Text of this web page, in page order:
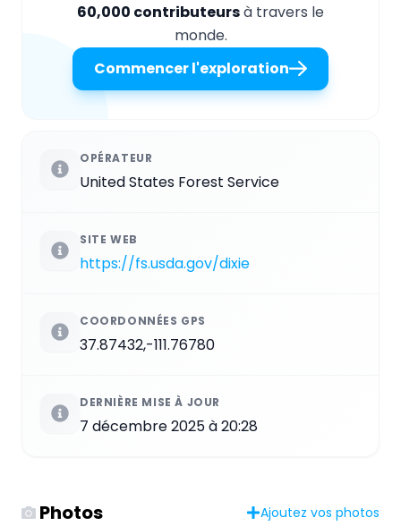
60,000 contributeursà travers le
monde.
Commencer l'exploration
OPÉRATEUR
United States Forest Service
SITE WEB
https://fs.usda.gov/dixie
COORDONNÉES GPS
37.87432,-111.76780
DERNIÈRE MISE À JOUR
7 décembre 2025 à 20:28
Photos Ajoutez vos photos